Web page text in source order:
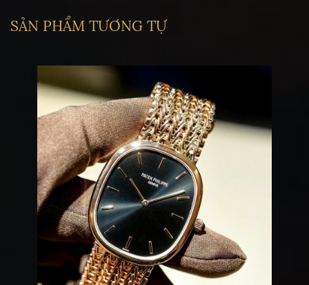
SẢN PHẨM TƯƠNG TỰ